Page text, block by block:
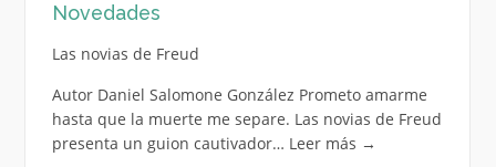
Novedades
Las novias de Freud
Autor Daniel Salomone González Prometo amarme
hasta que la muerte me separe. Las novias de Freud
presenta un guion cautivador… Leer más →